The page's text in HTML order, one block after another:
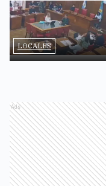
LOCALES
Ads